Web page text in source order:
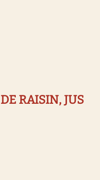
RAISIN, JUS